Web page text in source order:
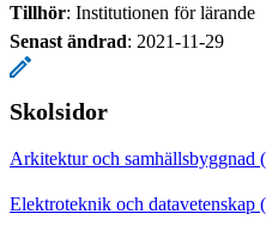
Tillhör: Institutionen för lärande
Senast ändrad: 2021-11-29
Skolsidor
Arkitektur och samhällsbyggnad
Elektroteknik och datavetenskap